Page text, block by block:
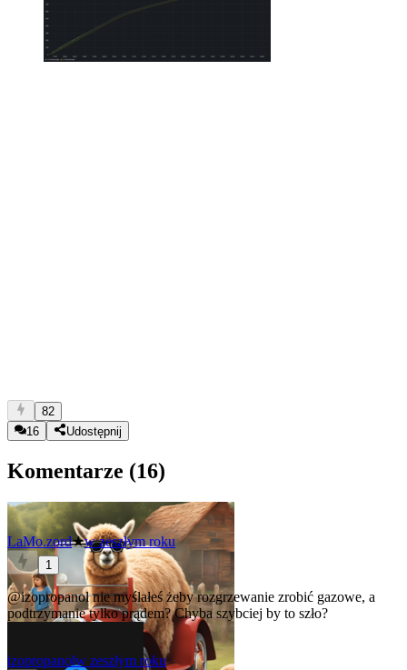
82
16
Udostępnij
Komentarze (16)
LaMo.zord★w zeszłym roku
1
@izopropanolnie myślałeś żeby rozgrzewanie zrobić gazowe, a
podtrzymanie tylko prądem? Chyba szybciej by to szło?
izopropanolw zeszłym roku